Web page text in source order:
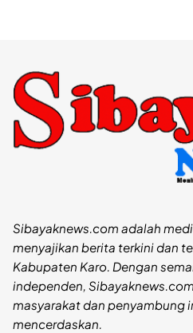
Sibayaknews.com adalah
menyajikan berita terkini dan
Kabupaten Karo. Dengan
independen,
masyarakat dan penyambung
mencerdaskan.